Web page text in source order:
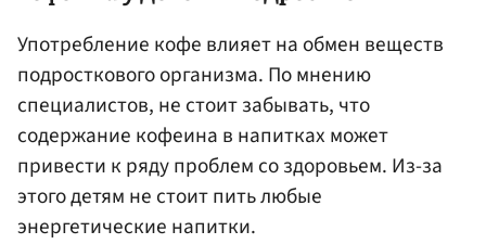
Употребление кофе влияет на обмен веществ
подросткового организма. По мнению
специалистов, не стоит забывать, что
содержание кофеина в напитках может
привести к ряду проблем со здоровьем. Из-за
этого детям не стоит пить любые
энергетические напитки.